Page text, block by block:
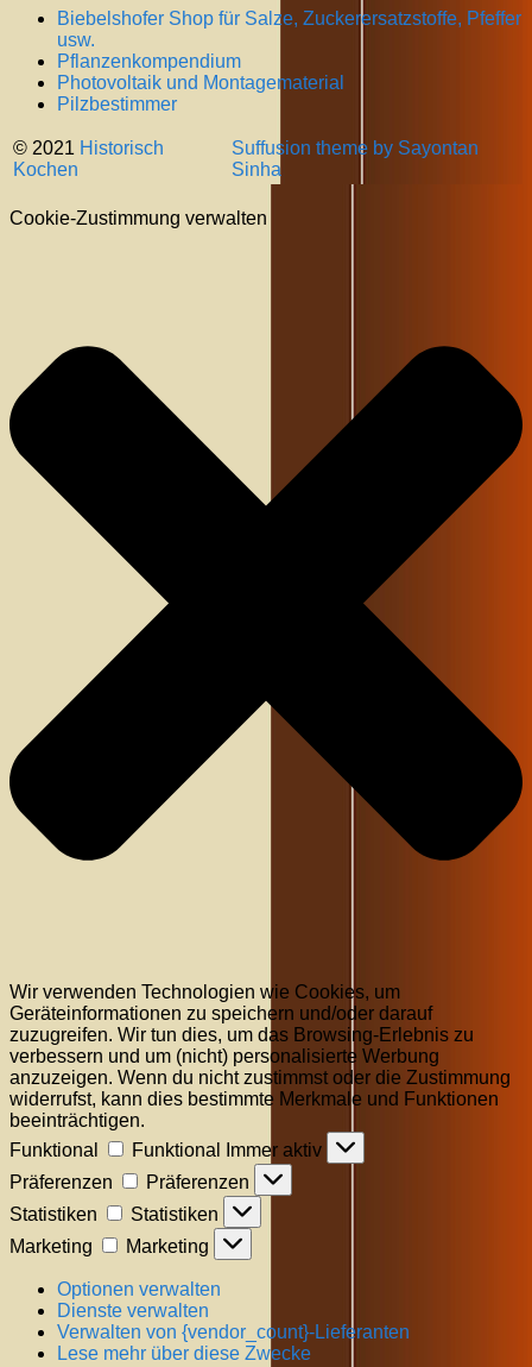
Biebelshofer Shop für Salze, Zuckerersatzstoffe, Pfeffer
usw.
Pflanzenkompendium
Photovoltaik und Montagematerial
Pilzbestimmer
© 2021 Historisch
Kochen
Suffusion theme by Sayontan
Sinha
Cookie-Zustimmung verwalten
Wir verwenden Technologien wie Cookies, um
Geräteinformationen zu speichern und/oder darauf
zuzugreifen. Wir tun dies, um das Browsing-Erlebnis zu
verbessern und um (nicht) personalisierte Werbung
anzuzeigen. Wenn du nicht zustimmst oder die Zustimmung
widerrufst, kann dies bestimmte Merkmale und Funktionen
beeinträchtigen.
Funktional
Funktional
Immer aktiv
Präferenzen
Präferenzen
Statistiken
Statistiken
Marketing
Marketing
Optionen verwalten
Dienste verwalten
Verwalten von {vendor_count}-Lieferanten
Lese mehr über diese Zwecke